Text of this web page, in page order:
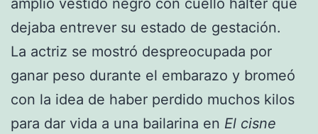
dejaba entrever su estado de gestación.
La actriz se mostró despreocupada por
ganar peso durante el embarazo y bromeó
con la idea de haber perdido muchos kilos
para dar vida a una bailarina en El cisne